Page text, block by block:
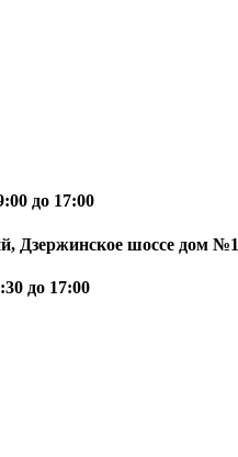
до 17:00
Дзержинское шоссе дом №1
до 17:00